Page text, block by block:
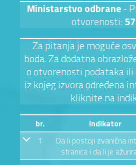
Ministarstvo odbrane-
otvorenosti:
Za pitanja je moguće
boda. Za dodatna
o otvorenosti podataka ili
iz kojeg izvora određena
kliknite na
br. Indikator
1
Da li postoji zvanična
stranica i da li je